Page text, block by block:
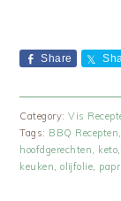
Share
Category:Vis
Tags: BBQ Recepten
hoofdgerechten, keto,
keuken,olijfolie,